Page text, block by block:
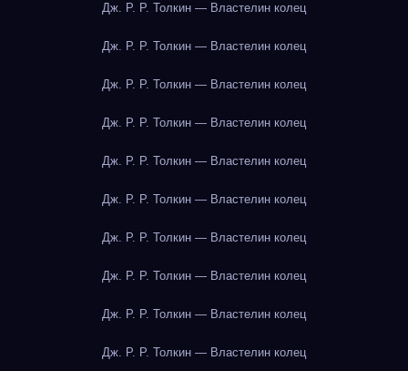
Дж. Р. Р. Толкин — Властелин колец
Дж. Р. Р. Толкин — Властелин колец
Дж. Р. Р. Толкин — Властелин колец
Дж. Р. Р. Толкин — Властелин колец
Дж. Р. Р. Толкин — Властелин колец
Дж. Р. Р. Толкин — Властелин колец
Дж. Р. Р. Толкин — Властелин колец
Дж. Р. Р. Толкин — Властелин колец
Дж. Р. Р. Толкин — Властелин колец
Дж. Р. Р. Толкин — Властелин колец